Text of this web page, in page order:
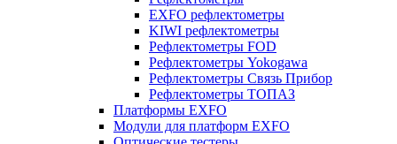
EXFO рефлектометры
KIWI рефлектометры
Рефлектометры FOD
Рефлектометры Yokogawa
Рефлектометры Связь Прибор
Рефлектометры ТОПАЗ
Платформы EXFO
Модули для платформ EXFO